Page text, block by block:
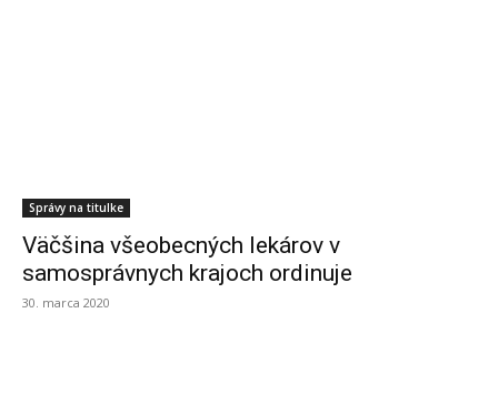
Správy na titulke
Väčšina všeobecných lekárov v
samosprávnych krajoch ordinuje
30. marca 2020